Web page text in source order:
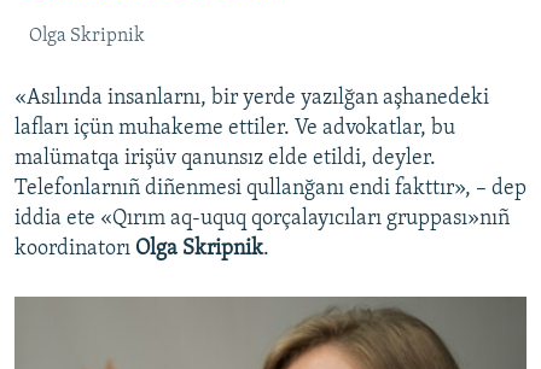
Olga Skripnik
«Asılında insanlarnı, bir yerde yazılğan aşhanedeki
lafları içün muhakeme ettiler. Ve advokatlar, bu
malümatqa irişüv qanunsız elde etildi, deyler.
Telefonlarnıñ diñenmesi qullanğanı endi fakttır», – dep
iddia ete «Qırım aq-uquq qorçalayıcıları gruppası»nıñ
koordinatorı Olga Skripnik.